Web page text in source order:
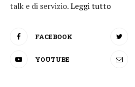
talk e di servizio.Leggi tutto
FACEBOOK
YOUTUBE